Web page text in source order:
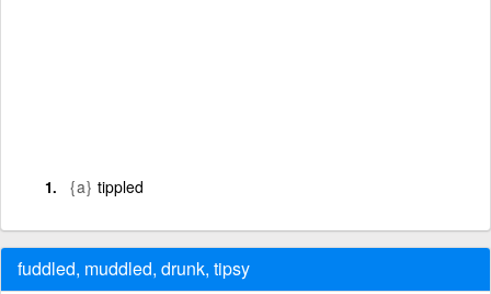
{a} tippled
fuddled, muddled, drunk, tipsy